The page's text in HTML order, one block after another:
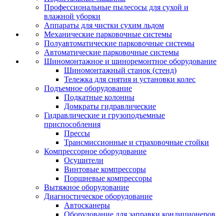
Профессиональные пылесосы для сухой и
влажной уборки
Аппараты для чистки сухим льдом
Механические парковочные системы
Полуавтоматические парковочные системы
Автоматические парковочные системы
Шиномонтажное и шиноремонтное оборудование
Шиномонтажный станок (стенд)
Тележка для снятия и установки колес
Подъемное оборудование
Подкатные колонны
Домкраты гидравлические
Гидравлические и грузоподъемные
приспособления
Прессы
Трансмиссионные и страховочные стойки
Компрессорное оборудование
Осушители
Винтовые компрессоры
Поршневые компрессоры
Вытяжное оборудование
Диагностическое оборудование
Автосканеры
Оборудование для заправки кондиционеров